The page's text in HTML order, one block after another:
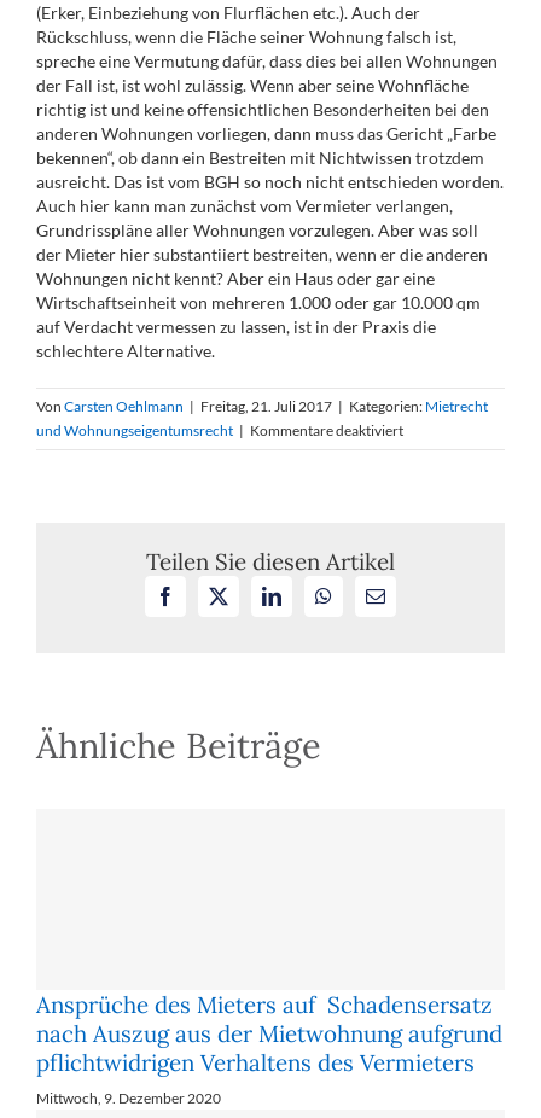
(Erker, Einbeziehung von Flurflächen etc.). Auch der
Rückschluss, wenn die Fläche seiner Wohnung falsch ist,
spreche eine Vermutung dafür, dass dies bei allen Wohnungen
der Fall ist, ist wohl zulässig. Wenn aber seine Wohnfläche
richtig ist und keine offensichtlichen Besonderheiten bei den
anderen Wohnungen vorliegen, dann muss das Gericht „Farbe
bekennen“, ob dann ein Bestreiten mit Nichtwissen trotzdem
ausreicht. Das ist vom BGH so noch nicht entschieden worden.
Auch hier kann man zunächst vom Vermieter verlangen,
Grundrisspläne aller Wohnungen vorzulegen. Aber was soll
der Mieter hier substantiiert bestreiten, wenn er die anderen
Wohnungen nicht kennt? Aber ein Haus oder gar eine
Wirtschaftseinheit von mehreren 1.000 oder gar 10.000 qm
auf Verdacht vermessen zu lassen, ist in der Praxis die
schlechtere Alternative.
Von Carsten Oehlmann | Freitag, 21. Juli 2017 | Kategorien: Mietrecht
und Wohnungseigentumsrecht | Kommentare deaktiviertfür
Kein
Teilen Sie diesen Artikel
Facebook LinkedInWhatsApp
E-
Ähnliche Beiträge
Ansprüche des Mieters auf Schadensersatz
nach Auszug aus der Mietwohnung aufgrund
pflichtwidrigen Verhaltens des Vermieters
Mittwoch, 9. Dezember 2020